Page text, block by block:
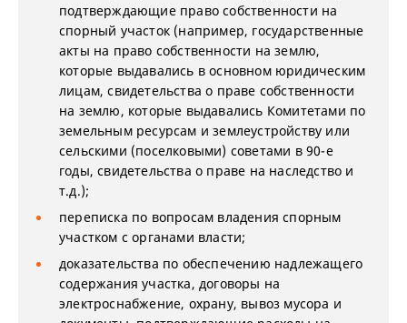
подтверждающие право собственности на
спорный участок (например, государственные
акты на право собственности на землю,
которые выдавались в основном юридическим
лицам, свидетельства о праве собственности
на землю, которые выдавались Комитетами по
земельным ресурсам и землеустройству или
сельскими (поселковыми) советами в 90-е
годы, свидетельства о праве на наследство и
т.д.);
переписка по вопросам владения спорным
участком с органами власти;
доказательства по обеспечению надлежащего
содержания участка, договоры на
электроснабжение, охрану, вывоз мусора и